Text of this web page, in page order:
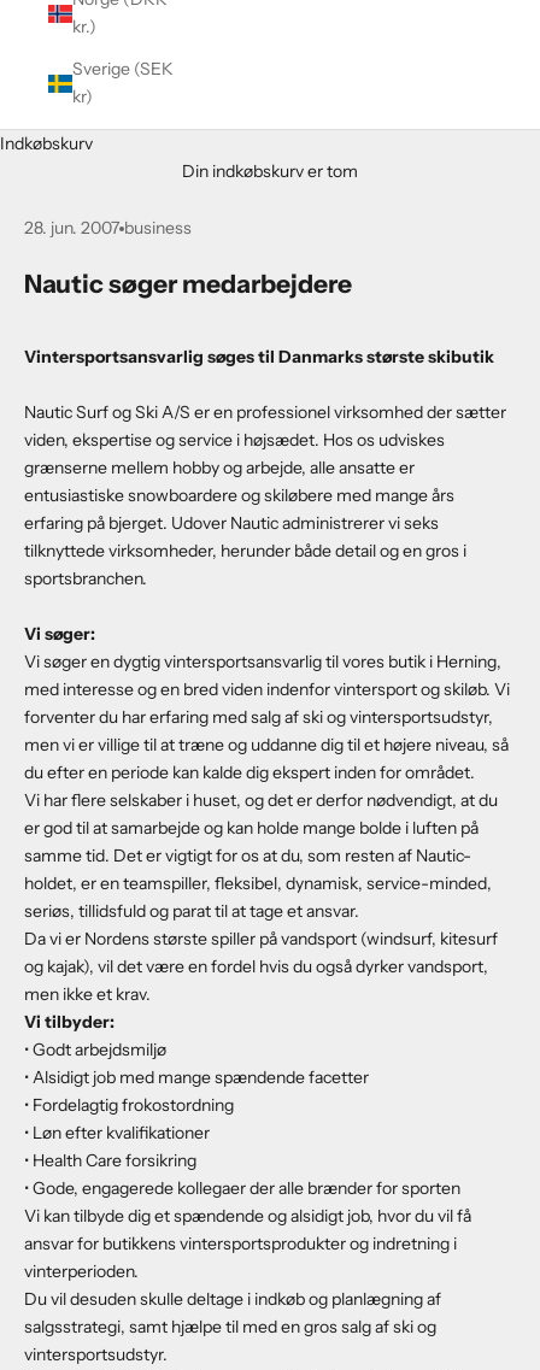
kr.)
Sverige (SEK
kr)
Indkøbskurv
Din indkøbskurv er tom
28. jun. 2007 business
Nautic søger medarbejdere
Vintersportsansvarlig søges til Danmarks største skibutik
Nautic Surf og Ski A/S er en professionel virksomhed der sætter
viden, ekspertise og service i højsædet. Hos os udviskes
grænserne mellem hobby og arbejde, alle ansatte er
entusiastiske snowboardere og skiløbere med mange års
erfaring på bjerget. Udover Nautic administrerer vi seks
tilknyttede virksomheder, herunder både detail og en gros i
sportsbranchen.
Vi søger:
Vi søger en dygtig vintersportsansvarlig til vores butik i Herning,
med interesse og en bred viden indenfor vintersport og skiløb. Vi
forventer du har erfaring med salg af ski og vintersportsudstyr,
men vi er villige til at træne og uddanne dig til et højere niveau, så
du efter en periode kan kalde dig ekspert inden for området.
Vi har flere selskaber i huset, og det er derfor nødvendigt, at du
er god til at samarbejde og kan holde mange bolde i luften på
samme tid. Det er vigtigt for os at du, som resten af Nautic-
holdet, er en teamspiller, fleksibel, dynamisk, service-minded,
seriøs, tillidsfuld og parat til at tage et ansvar.
Da vi er Nordens største spiller på vandsport (windsurf, kitesurf
og kajak), vil det være en fordel hvis du også dyrker vandsport,
men ikke et krav.
Vi tilbyder:
• Godt arbejdsmiljø
• Alsidigt job med mange spændende facetter
• Fordelagtig frokostordning
• Løn efter kvalifikationer
• Health Care forsikring
• Gode, engagerede kollegaer der alle brænder for sporten
Vi kan tilbyde dig et spændende og alsidigt job, hvor du vil få
ansvar for butikkens vintersportsprodukter og indretning i
vinterperioden.
Du vil desuden skulle deltage i indkøb og planlægning af
salgsstrategi, samt hjælpe til med en gros salg af ski og
vintersportsudstyr.